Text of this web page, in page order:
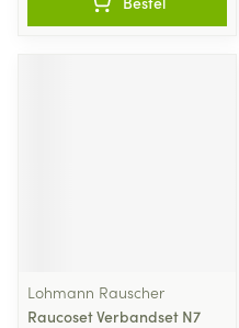
Lohmann Rauscher
Raucoset Verbandset N7